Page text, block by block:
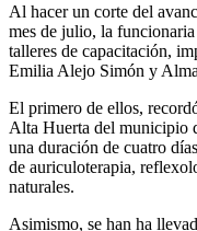
Al hacer un corte del
mes de julio, la
talleres de capacitación,
Emilia Alejo Simón y
El primero de ellos,
Alta Huerta del municipio
una duración de cuatro
de auriculoterapia,
naturales.
Asimismo, se han ha